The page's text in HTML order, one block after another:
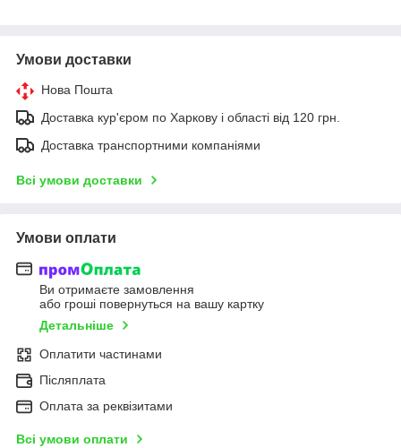
Умови доставки
Нова Пошта
Доставка кур'єром по Харкову і області від 120 грн.
Доставка транспортними компаніями
Всі умови доставки
Умови оплати
Ви отримаєте замовлення
або гроші повернуться на вашу картку
Детальніше
Оплатити частинами
Післяплата
Оплата за реквізитами
Всі умови оплати